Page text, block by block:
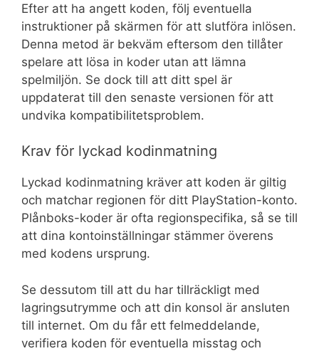
Efter att ha angett koden, följ eventuella
instruktioner på skärmen för att slutföra inlösen.
Denna metod är bekväm eftersom den tillåter
spelare att lösa in koder utan att lämna
spelmiljön. Se dock till att ditt spel är
uppdaterat till den senaste versionen för att
undvika kompatibilitetsproblem.
Krav för lyckad kodinmatning
Lyckad kodinmatning kräver att koden är giltig
och matchar regionen för ditt PlayStation-konto.
Plånboks-koder är ofta regionspecifika, så se till
att dina kontoinställningar stämmer överens
med kodens ursprung.
Se dessutom till att du har tillräckligt med
lagringsutrymme och att din konsol är ansluten
till internet. Om du får ett felmeddelande,
verifiera koden för eventuella misstag och